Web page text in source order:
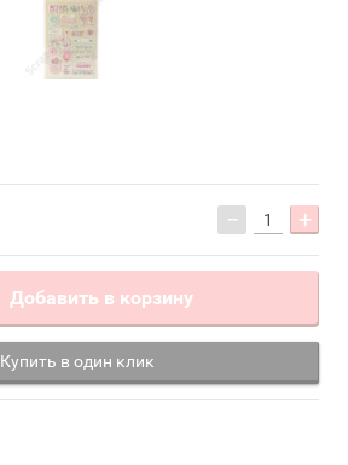
− +
Добавить в корзину
Купить в один клик